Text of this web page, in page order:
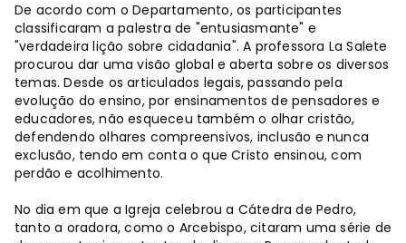
De acordo com o Departamento, os participantes
classificaram a palestra de "entusiasmante" e
"verdadeira lição sobre cidadania". A professora La Salete
procurou dar uma visão global e aberta sobre os diversos
temas. Desde os articulados legais, passando pela
evolução do ensino, por ensinamentos de pensadores e
educadores, não esqueceu também o olhar cristão,
defendendo olhares compreensivos, inclusão e nunca
exclusão, tendo em conta o que Cristo ensinou, com
perdão e acolhimento.
No dia em que a Igreja celebrou a Cátedra de Pedro,
tanto a oradora, como o Arcebispo, citaram uma série de